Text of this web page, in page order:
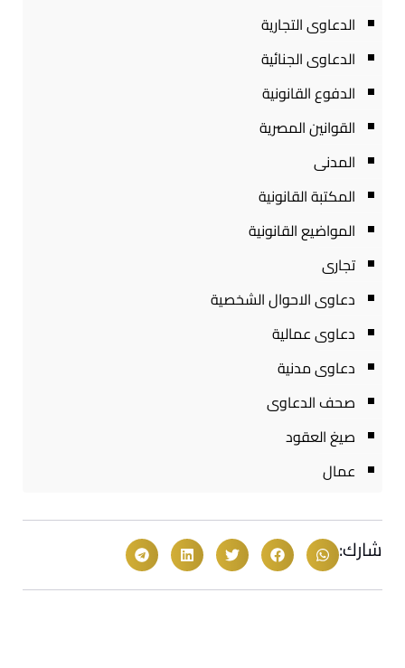
الدعاوى التجارية
الدعاوى الجنائية
الدفوع القانونية
القوانين المصرية
المدنى
المكتبة القانونية
المواضيع القانونية
تجارى
دعاوى الاحوال الشخصية
دعاوى عمالية
دعاوى مدنية
صحف الدعاوى
صيغ العقود
عمال
شارك: